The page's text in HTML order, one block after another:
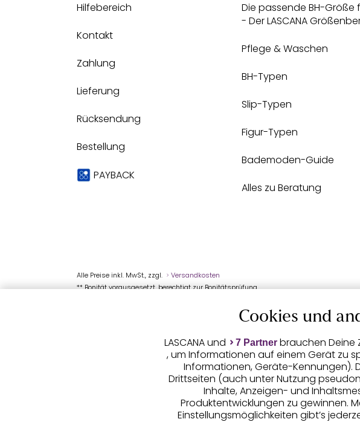
Hilfebereich
Kontakt
Zahlung
Lieferung
Rücksendung
Bestellung
PAYBACK
Die passende BH-Größe
- Der LASCANA
Pflege & Waschen
BH-Typen
Slip-Typen
Figur-Typen
Bademoden-Guide
Alles zu Beratung
Alle Preise inkl. MwSt., zzgl.
Versandkosten
** Bonität vorausgesetzt, berechtigt zur Bonitätsprüfung
Cookies und
LASCANA und 7 Partner brauchen Deine
, um Informationen auf einem Gerät zu
Informationen, Geräte-Kennungen).
Drittseiten (auch unter Nutzung
Inhalte, Anzeigen- und
Produktentwicklungen zu gewinnen.
Einstellungsmöglichkeiten gibt’s